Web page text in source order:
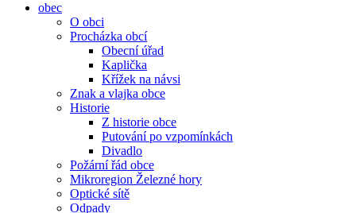
obec
O obci
Procházka obcí
Obecní úřad
Kaplička
Křížek na návsi
Znak a vlajka obce
Historie
Z historie obce
Putování po vzpomínkách
Divadlo
Požární řád obce
Mikroregion Železné hory
Optické sítě
Odpady